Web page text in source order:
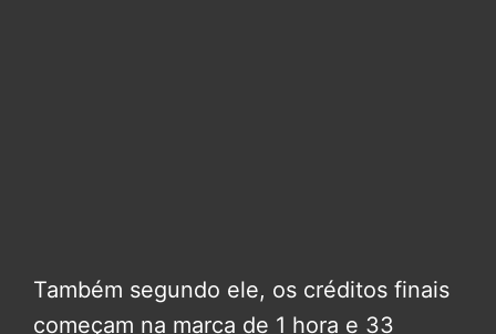
Também segundo ele, os créditos finais
começam na marca de 1 hora e 33